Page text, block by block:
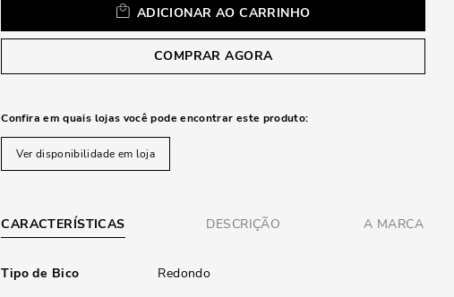
ADICIONAR AO CARRINHO
COMPRAR AGORA
Confira em quais lojas você pode encontrar este produto:
Ver disponibilidade em loja
CARACTERÍSTICAS DESCRIÇÃO A MARCA
Tipo de Bico Redondo